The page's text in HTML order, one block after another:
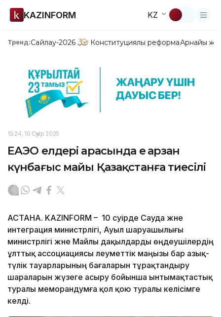
KAZINFORM KZ
Тренд:Сайлау-2026 Конституциялық реформаАрнайы
15:24, 10 Сәуір 2025
ЕАЭО елдері арасында ең арзан
күнбағыс майы Қазақстанға тиесілі
АСТАНА. KAZINFORM – 10 сәуірде Сауда және
интеграция министрлігі, Ауыл шаруашылығы
министрлігі және Майлы дақылдарды өңдеушілердің
ұлттық ассоциациясы әлеуметтік маңызы бар азық-
түлік тауарларының бағаларын тұрақтандыру
шараларын жүзеге асыру бойынша ынтымақтастық
туралы меморандумға қол қою туралы келісімге
келді.